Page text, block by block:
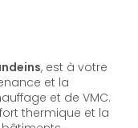
, est à votre
et la
et de VMC.
thermique et la